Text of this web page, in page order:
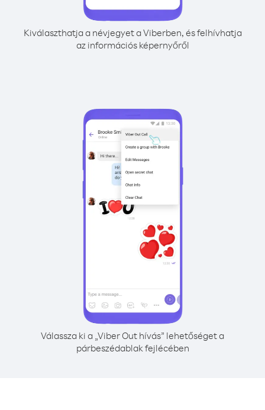
Kiválaszthatja a névjegyet a Viberben, és felhívhatja
az információs képernyőről
Válassza ki a „Viber Out hívás” lehetőséget a
párbeszédablak fejlécében